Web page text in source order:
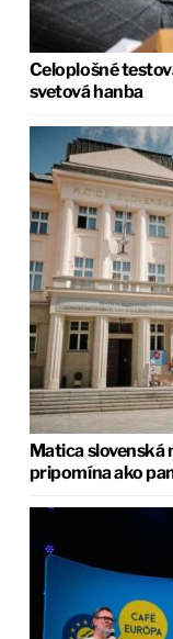
Celoplošné
svetová hanba
Matica slovenská
pripomína ako